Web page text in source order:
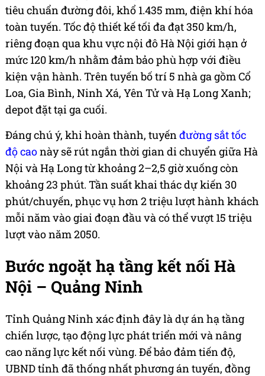
tiêu chuẩn đường đôi, khổ 1.435 mm, điện khí hóa
toàn tuyến. Tốc độ thiết kế tối đa đạt 350 km/h,
riêng đoạn qua khu vực nội đô Hà Nội giới hạn ở
mức 120 km/h nhằm đảm bảo phù hợp với điều
kiện vận hành. Trên tuyến bố trí 5 nhà ga gồm Cổ
Loa, Gia Bình, Ninh Xá, Yên Tử và Hạ Long Xanh;
depot đặt tại ga cuối.
Đáng chú ý, khi hoàn thành, tuyếnđường sắt tốc
độ caonày sẽ rút ngắn thời gian di chuyển giữa Hà
Nội và Hạ Long từ khoảng 2–2,5 giờ xuống còn
khoảng 23 phút. Tần suất khai thác dự kiến 30
phút/chuyến, phục vụ hơn 2 triệu lượt hành khách
mỗi năm vào giai đoạn đầu và có thể vượt 15 triệu
lượt vào năm 2050.
Bước ngoặt hạ tầng kết nối Hà
Nội – Quảng Ninh
Tỉnh Quảng Ninh xác định đây là dự án hạ tầng
chiến lược, tạo động lực phát triển mới và nâng
cao năng lực kết nối vùng. Để bảo đảm tiến độ,
UBND tỉnh đã thống nhất phương án tuyến, đồng